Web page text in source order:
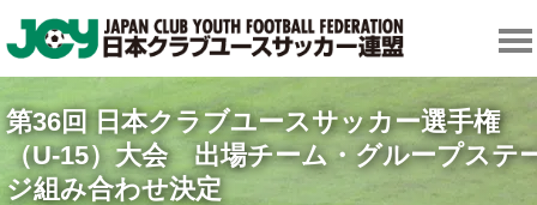
第36回 日本クラブユースサッカー選手権
（U-15）大会 出場チーム・グループステ
ジ組み合わせ決定